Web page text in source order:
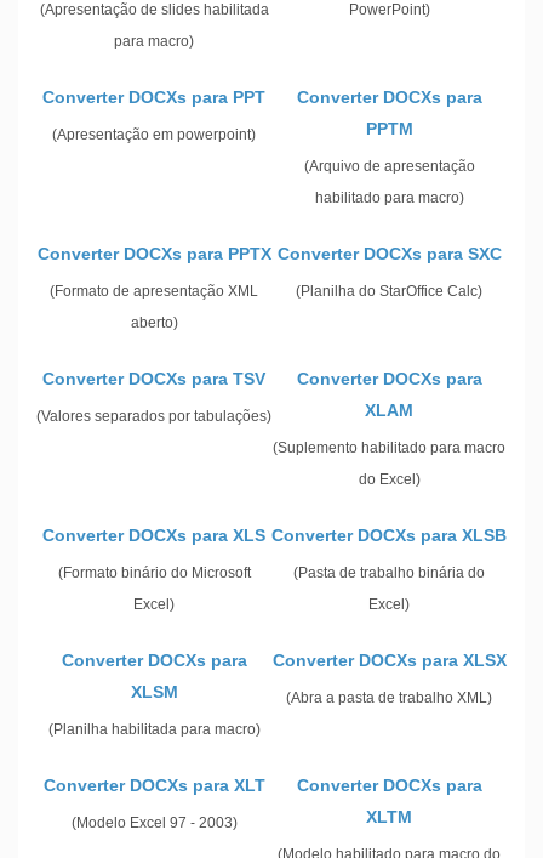
(Apresentação de slides habilitada
para macro)
PowerPoint)
Converter DOCXs para PPT
(Apresentação em powerpoint)
Converter DOCXs para
PPTM
(Arquivo de apresentação
habilitado para macro)
Converter DOCXs para PPTX
(Formato de apresentação XML
aberto)
Converter DOCXs para SXC
(Planilha do StarOffice Calc)
Converter DOCXs para TSV
(Valores separados por tabulações)
Converter DOCXs para
XLAM
(Suplemento habilitado para macro
do Excel)
Converter DOCXs para XLS
(Formato binário do Microsoft
Excel)
Converter DOCXs para XLSB
(Pasta de trabalho binária do
Excel)
Converter DOCXs para
XLSM
(Planilha habilitada para macro)
Converter DOCXs para XLSX
(Abra a pasta de trabalho XML)
Converter DOCXs para XLT
(Modelo Excel 97 - 2003)
Converter DOCXs para
XLTM
(Modelo habilitado para macro do